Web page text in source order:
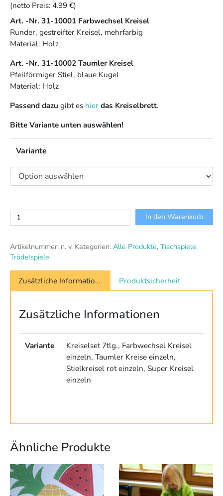
(netto Preis: 4.99 €)
Art. -Nr. 31-10001 Farbwechsel Kreisel
Runder, gestreifter Kreisel, mehrfarbig
Material: Holz
Art. -Nr. 31-10002 Taumler Kreisel
Pfeilförmiger Stiel, blaue Kugel
Material: Holz
Passend dazu gibt es hierdas Kreiselbrett.
Bitte Variante unten auswählen!
Variante
Spezial-
Kreisel
In den Warenkorb
Artikelnummer: n. v. Kategorien: Alle Produkte, Tischspiele,
Trödelspiele
Zusätzliche Informationen Produktsicherheit
Zusätzliche Informationen
Variante
Kreiselset 7tlg., Farbwechsel Kreisel
einzeln, Taumler Kreise einzeln,
Stielkreisel rot einzeln, Super Kreisel
einzeln
Ähnliche Produkte